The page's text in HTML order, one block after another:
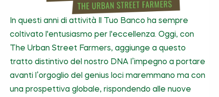
In questi anni di attività Il Tuo Banco ha sempre
coltivato l'entusiasmo per l'eccellenza. Oggi, con
The Urban Street Farmers, aggiunge a questo
tratto distintivo del nostro DNA l’impegno a portare
avanti l’orgoglio del genius loci maremmano ma con
una prospettiva globale, rispondendo alle nuove